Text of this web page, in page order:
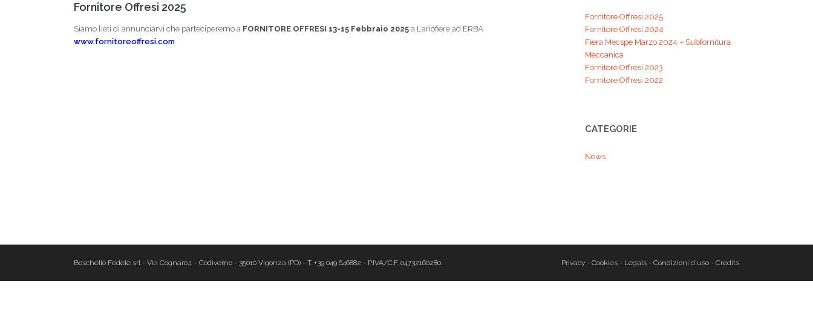
Fornitore Offresi 2025
Siamo lieti di annunciarvi che parteciperemo a FORNITORE OFFRESI 13-15 Febbraio 2025 a Lariofiere ad ERBA
www.fornitoreoffresi.com
Fornitore Offresi 2025
Fornitore Offresi 2024
Fiera Mecspe Marzo 2024 – Subfornitura
Meccanica
Fornitore Offresi 2023
Fornitore Offresi 2022
CATEGORIE
News
Boschello Fedele srl - Via Cognaro,1 - Codiverno - 35010 Vigonza (PD) - T. +39 049 646882 - P.IVA/C.F. 04732160280 Privacy- Cookies- Legals- Condizioni d'uso- Credits